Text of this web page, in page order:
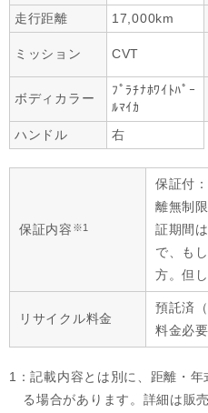
走行距離
17,000km
ミッション CVT
ボディカラー
ﾌﾟﾗﾁﾅﾎﾜｲﾄﾊﾟｰ
ﾙﾏｲｶ
ハンドル 右
保証内容 ※1
保証付
離無制
証期間
で、も
方。但
リサイクル料金
預託済
料金必
1：記載内容とは別に、距離・
る場合があります。詳細は販